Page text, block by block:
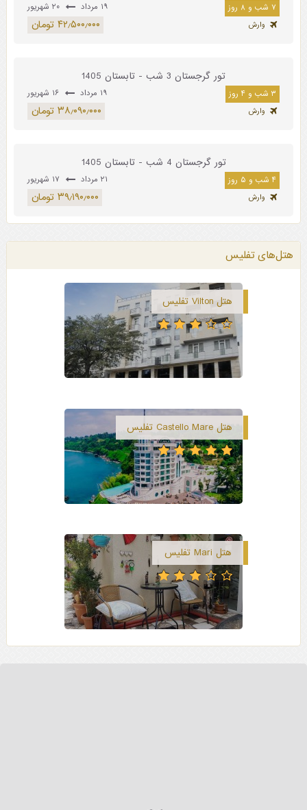
۷ شب و ۸ روز ۱۹ مرداد ۲۰ شهریور
وارش ۴۲٫۵۰۰٫۰۰۰ تومان
تور گرجستان 3 شب - تابستان 1405
۳ شب و ۴ روز ۱۹ مرداد ۱۶ شهریور
وارش ۳۸٫۰۹۰٫۰۰۰ تومان
تور گرجستان 4 شب - تابستان 1405
۴ شب و ۵ روز ۲۱ مرداد
وارش ۳۹٫۱۹۰٫۰۰۰ تومان
هتل‌های تفلیس
هتل Vilton تفلیس
هتل Castello Mare تفلیس
هتل Mari تفلیس